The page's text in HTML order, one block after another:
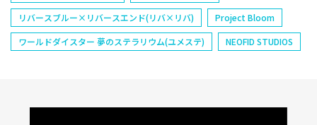
リバースブルー×リバースエンド(リバ×リバ)
Project Bloom
ワールドダイスター 夢のステラリウム(ユメステ)
NEOFID STUDIOS